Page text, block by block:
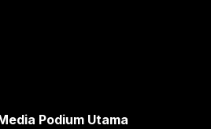
Podium Utama